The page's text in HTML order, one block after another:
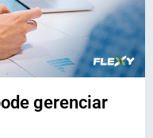
gerenciar